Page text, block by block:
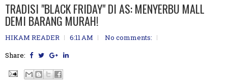
TRADISI "BLACK FRIDAY" DI AS: MENYERBU MALL
DEMI BARANG MURAH!
HIKAM READER 6:11 AM
No comments:
Share: